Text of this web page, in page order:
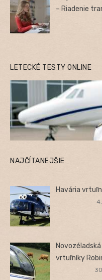
– Riadenie
LETECKÉ TESTY ONLINE
NAJČÍTANEJŠIE
Havária
vrtuľníky